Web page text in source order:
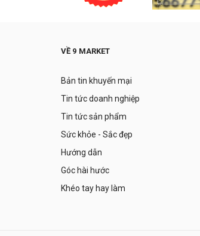
VỀ 9 MARKET
Bản tin khuyến mại
Tin tức doanh nghiệp
Tin tức sản phẩm
Sức khỏe - Sắc đẹp
Hướng dẫn
Góc hài hước
Khéo tay hay làm